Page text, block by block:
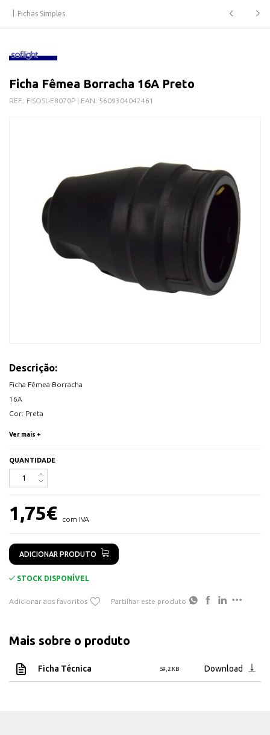
Fichas Simples
Ficha Fêmea Borracha 16A Preto
REF.: FISOSL-E8070P | EAN: 5609304042461
Descrição:
Ficha Fêmea Borracha
16A
Cor: Preta
Ver mais +
QUANTIDADE
1,75€ com IVA
ADICIONAR PRODUTO
STOCK DISPONÍVEL
Adicionar aos favoritos Partilhar este produto
Mais sobre o produto
Ficha Técnica 59,2 KB Download